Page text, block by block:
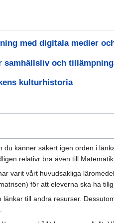
med digitala medier
samhällsliv och
kulturhistoria
du känner säkert igen orden i
relativr bra även till Matematik
varit vårt huvudsakliga
för att eleverna ska ha
till andra resurser.